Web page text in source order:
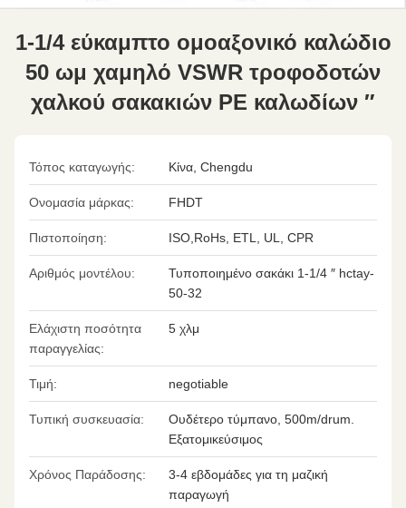
1-1/4 εύκαμπτο ομοαξονικό καλώδιο
50 ωμ χαμηλό VSWR τροφοδοτών
χαλκού σακακιών PE καλωδίων ″
Τόπος καταγωγής: Κίνα, Chengdu
Ονομασία μάρκας: FHDT
Πιστοποίηση: ISO,RoHs, ETL, UL, CPR
Αριθμός μοντέλου:
Τυποποιημένο σακάκι 1-1/4 ″ hctay-
50-32
Ελάχιστη ποσότητα
παραγγελίας:
5 χλμ
Τιμή: negotiable
Τυπική συσκευασία:
Ουδέτερο τύμπανο, 500m/drum.
Εξατομικεύσιμος
Χρόνος Παράδοσης:
3-4 εβδομάδες για τη μαζική
παραγωγή